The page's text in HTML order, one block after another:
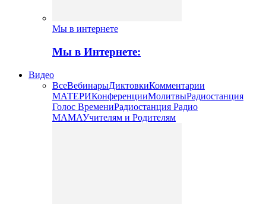
Мы в интернете
Мы в Интернете:
Видео
ВсеВебинарыДиктовкиКомментарии
МАТЕРИКонференцииМолитвыРадиостанция
Голос ВремениРадиостанция Радио
МАМАУчителям и Родителям